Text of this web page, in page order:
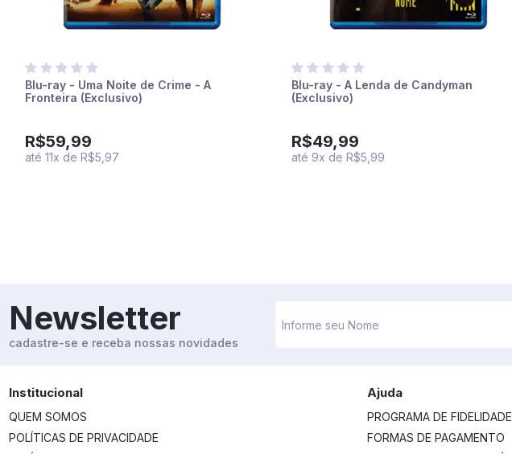
Blu-ray - Uma Noite de Crime - A
Fronteira (Exclusivo)
R$59,99
até 11x de R$5,97
Blu-ray - A Lenda de Candyman
(Exclusivo)
R$49,99
até 9x de R$5,99
Newsletter
cadastre-se e receba nossas novidades
Institucional
QUEM SOMOS
POLÍTICAS DE PRIVACIDADE
Ajuda
PROGRAMA DE FIDELIDADE
FORMAS DE PAGAMENTO